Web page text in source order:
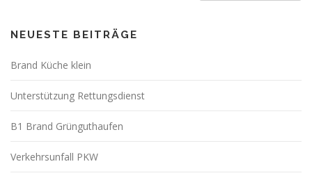
NEUESTE BEITRÄGE
Brand Küche klein
Unterstützung Rettungsdienst
B1 Brand Grünguthaufen
Verkehrsunfall PKW